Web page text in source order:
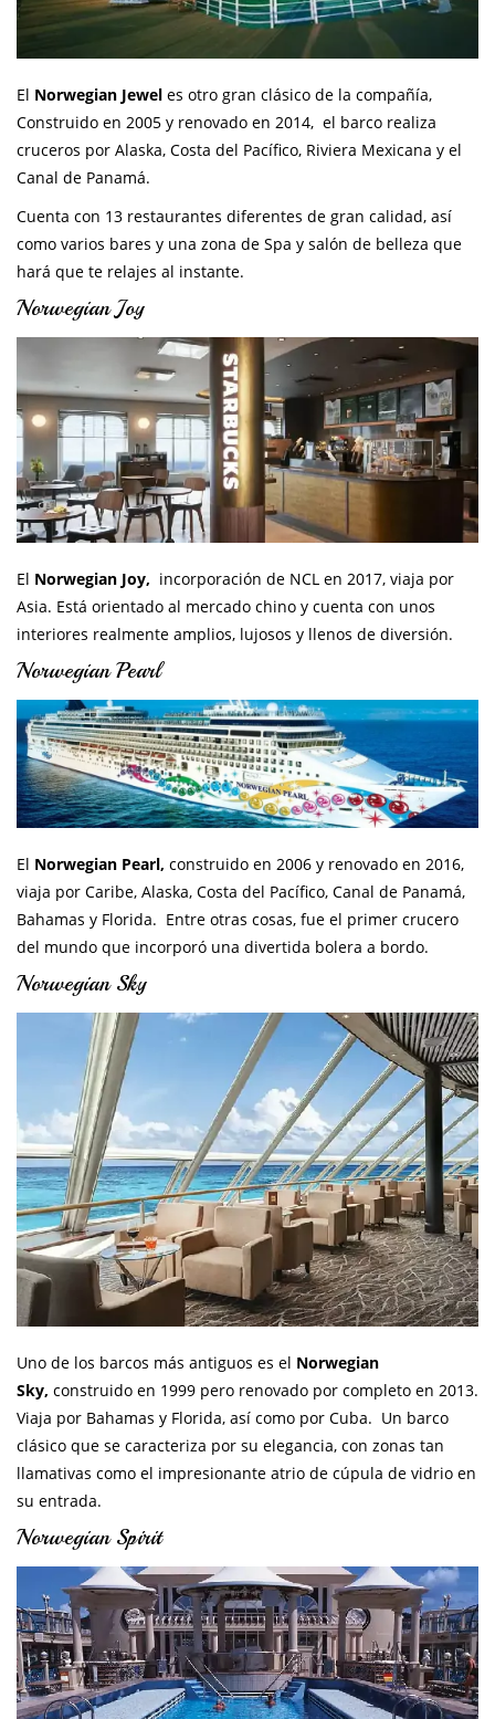
El Norwegian Jewel es otro gran clásico de la compañía,
Construido en 2005 y renovado en 2014, el barco realiza
cruceros por Alaska, Costa del Pacífico, Riviera Mexicana y el
Canal de Panamá.
Cuenta con 13 restaurantes diferentes de gran calidad, así
como varios bares y una zona de Spa y salón de belleza que
hará que te relajes al instante.
Norwegian Joy
El Norwegian Joy, incorporación de NCL en 2017, viaja por
Asia. Está orientado al mercado chino y cuenta con unos
interiores realmente amplios, lujosos y llenos de diversión.
Norwegian Pearl
El Norwegian Pearl, construido en 2006 y renovado en 2016,
viaja por Caribe, Alaska, Costa del Pacífico, Canal de Panamá,
Bahamas y Florida. Entre otras cosas, fue el primer crucero
del mundo que incorporó una divertida bolera a bordo.
Norwegian Sky
Uno de los barcos más antiguos es el Norwegian
Sky, construido en 1999 pero renovado por completo en 2013.
Viaja por Bahamas y Florida, así como por Cuba. Un barco
clásico que se caracteriza por su elegancia, con zonas tan
llamativas como el impresionante atrio de cúpula de vidrio en
su entrada.
Norwegian Spirit